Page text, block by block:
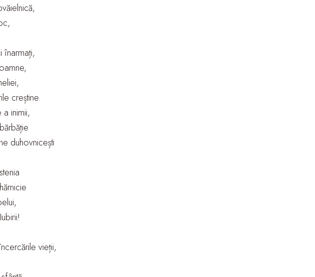
înarmați,
creștine.
a inimii,
duhovnicești
vieții,